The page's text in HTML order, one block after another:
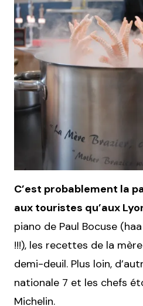
C’est probablement la
aux touristes qu’aux
piano de Paul Bocuse
!!!), les recettes de la
demi-deuil. Plus loin,
nationale 7 et les chefs
Michelin.